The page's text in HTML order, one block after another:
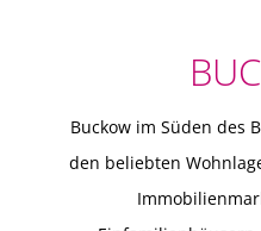
Buckow im Süden des
den beliebten